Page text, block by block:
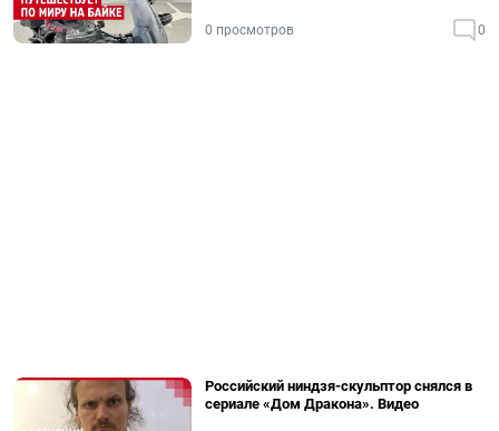
0 просмотров 0
Российский ниндзя-скульптор снялся в
сериале «Дом Дракона». Видео